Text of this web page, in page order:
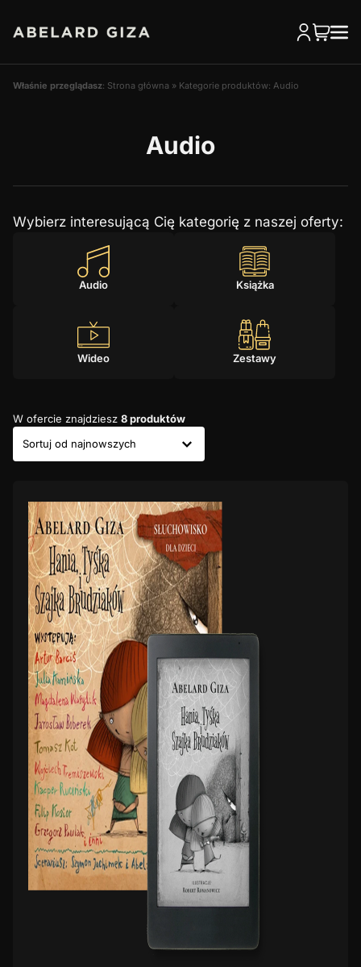
Właśnie przeglądasz: Strona główna » Kategorie produktów: Audio
Audio
Wybierz interesującą Cię kategorię z naszej oferty:
Audio Książka
Wideo Zestawy
W ofercie znajdziesz 8 produktów